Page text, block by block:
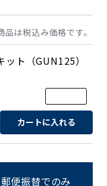
品は税込み価格です。
ト（GUN125）
カートに入れる
便振替でのみ